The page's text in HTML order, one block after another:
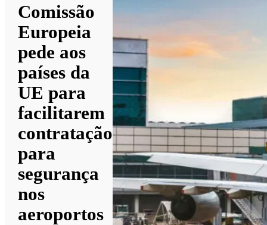
Comissão
Europeia
pede aos
países da
UE para
facilitarem
contratação
para
segurança
nos
aeroportos